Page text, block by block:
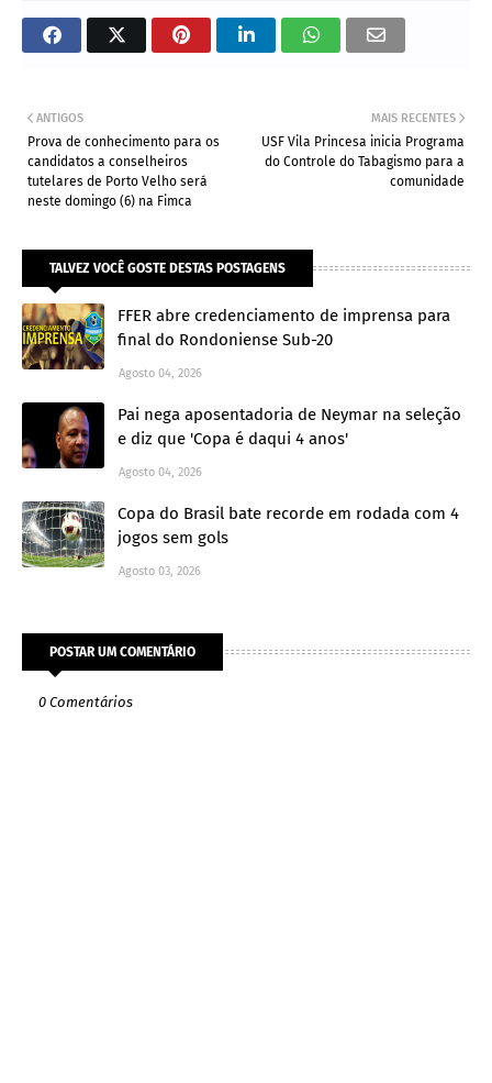
MAIS RECENTES
USF Vila Princesa inicia Programa
do Controle do Tabagismo para a
comunidade
ANTIGOS
Prova de conhecimento para os
candidatos a conselheiros
tutelares de Porto Velho será
neste domingo (6) na Fimca
TALVEZ VOCÊ GOSTE DESTAS POSTAGENS
FFER abre credenciamento de imprensa para
final do Rondoniense Sub-20
Agosto 04, 2026
Pai nega aposentadoria de Neymar na seleção
e diz que 'Copa é daqui 4 anos'
Agosto 04, 2026
Copa do Brasil bate recorde em rodada com 4
jogos sem gols
Agosto 03, 2026
POSTAR UM COMENTÁRIO
0 Comentários